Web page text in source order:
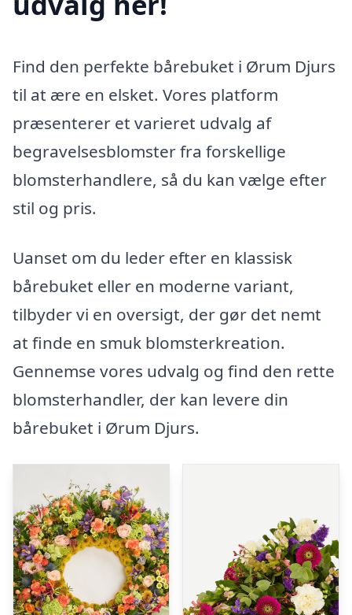
Find den perfekte bårebuket i Ørum Djurs
til at ære en elsket. Vores platform
præsenterer et varieret udvalg af
begravelsesblomster fra forskellige
blomsterhandlere, så du kan vælge efter
stil og pris.
Uanset om du leder efter en klassisk
bårebuket eller en moderne variant,
tilbyder vi en oversigt, der gør det nemt
at finde en smuk blomsterkreation.
Gennemse vores udvalg og find den rette
blomsterhandler, der kan levere din
bårebuket i Ørum Djurs.